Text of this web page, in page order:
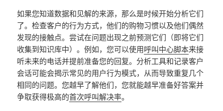
如果您知道数据和见解的来源，那么是时候开始分析它们
了。检查客户的行为方式，他们的购物习惯以及他们偶然
发现的接触点。尝试在问题出现之前预测它们（即将它们
收集到知识库中）。例如，您可以使用呼叫中心脚本来接
听未来的电话并提前准备您的回复。分析工具和记录客户
会话可能会揭示常见的用户行为模式，从而导致重复几个
相同的问题。您越早了解他们，您就能越早准备好答案并
争取获得极高的首次呼叫解决率。